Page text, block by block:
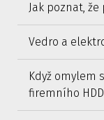
Jak poznat,
Vedro a
Když omylem
firemního HDD